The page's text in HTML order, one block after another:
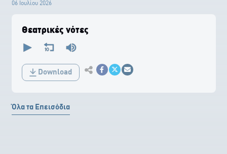
06 Ιουλίου 2026
Θεατρικές νότες
seconds
0
secondsDownload Κοινοποίηση στο Facebook
Κοινοποίηση Twitter
Αποστολή με Email
Όλα τα Επεισόδια